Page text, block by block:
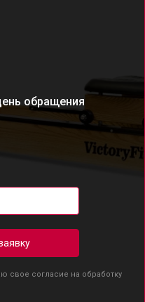
обращения
свое согласие на обработку